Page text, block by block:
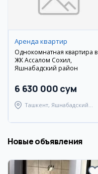
Аренда квартир
Однокомнатная квартира в
ЖК Ассалом Сохил,
Яшнабадский район
6 630 000 сум
Ташкент, Яшнабадский
Новые объявления